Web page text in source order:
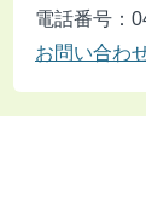
電話番号：
お問い合わ